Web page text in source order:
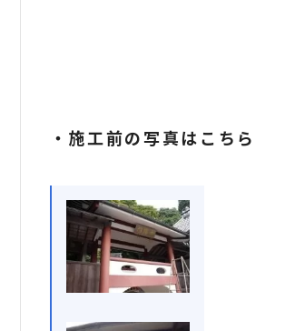
・施工前の写真はこちら